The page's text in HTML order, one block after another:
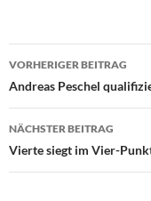
VORHERIGER BEITRAG
Andreas Peschel
NÄCHSTER BEITRAG
Vierte siegt im Vier-